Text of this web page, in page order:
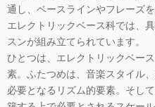
通し、ベースラインやフレーズ
エレクトリックベース科では、
スンが組み立てられています。
ひとつは、エレクトリックベー
素。ふたつめは、音楽スタイル
必要となるリズム的要素。そし